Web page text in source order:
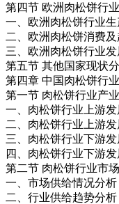
第四节 欧洲肉松饼行
一、欧洲肉松饼行业
二、欧洲肉松饼消费
三、欧洲肉松饼行业
第五节 其他国家现状
第四章 中国肉松饼行
第一节 肉松饼行业产
一、肉松饼行业上游发
二、肉松饼行业上游
三、肉松饼行业下游
四、肉松饼行业下游
第二节 肉松饼行业市
一、市场供给情况分析
二、行业供给趋势分析